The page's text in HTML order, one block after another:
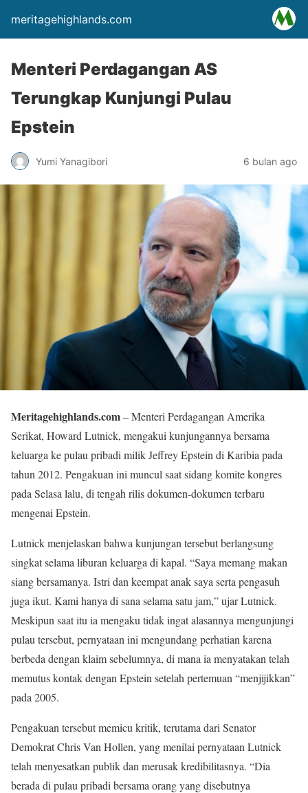
meritagehighlands.com
Menteri Perdagangan AS
Terungkap Kunjungi Pulau
Epstein
Yumi Yanagibori 6 bulan ago
Meritagehighlands.com– Menteri Perdagangan Amerika
Serikat, Howard Lutnick, mengakui kunjungannya bersama
keluarga ke pulau pribadi milik Jeffrey Epstein di Karibia pada
tahun 2012. Pengakuan ini muncul saat sidang komite kongres
pada Selasa lalu, di tengah rilis dokumen-dokumen terbaru
mengenai Epstein.
Lutnick menjelaskan bahwa kunjungan tersebut berlangsung
singkat selama liburan keluarga di kapal. “Saya memang makan
siang bersamanya. Istri dan keempat anak saya serta pengasuh
juga ikut. Kami hanya di sana selama satu jam,” ujar Lutnick.
Meskipun saat itu ia mengaku tidak ingat alasannya mengunjungi
pulau tersebut, pernyataan ini mengundang perhatian karena
berbeda dengan klaim sebelumnya, di mana ia menyatakan telah
memutus kontak dengan Epstein setelah pertemuan “menjijikkan”
pada 2005.
Pengakuan tersebut memicu kritik, terutama dari Senator
Demokrat Chris Van Hollen, yang menilai pernyataan Lutnick
telah menyesatkan publik dan merusak kredibilitasnya. “Dia
berada di pulau pribadi bersama orang yang disebutnya